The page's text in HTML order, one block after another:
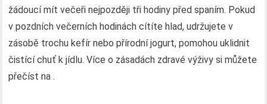
žádoucí mít večeři nejpozději tři hodiny před spaním. Pokud
v pozdních večerních hodinách cítíte hlad, udržujete v
zásobě trochu kefír nebo přírodní jogurt, pomohou uklidnit
čistící chuť k jídlu. Více o zásadách zdravé výživy si můžete
přečíst na .